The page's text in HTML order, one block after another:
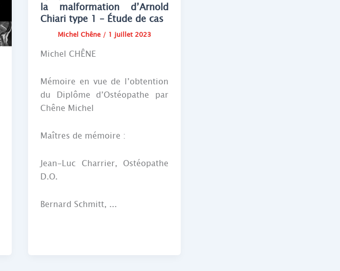
la malformation d’Arnold
Chiari type 1 – Étude de cas
Michel Chêne / 1 juillet 2023
Michel CHÊNE
Mémoire en vue de l’obtention
du Diplôme d’Ostéopathe par
Chêne Michel
Maîtres de mémoire :
Jean-Luc Charrier, Ostéopathe
D.O.
Bernard Schmitt, ...